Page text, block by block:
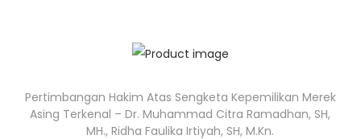
Pertimbangan Hakim Atas Sengketa Kepemilikan Merek
Asing Terkenal – Dr. Muhammad Citra Ramadhan, SH,
MH., Ridha Faulika Irtiyah, SH, M.Kn.